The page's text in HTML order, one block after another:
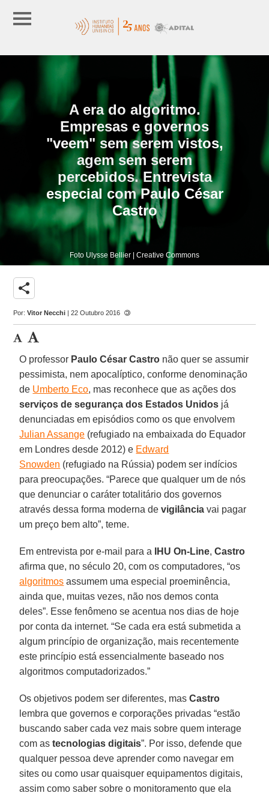
A era do algoritmo.
Empresas e governos
"veem" sem serem vistos,
agem sem serem
percebidos. Entrevista
especial com Paulo César
Castro
Foto Ulysse Bellier | Creative Commons
share
Por:Vitor Necchi | 22 Outubro 2016
O professor Paulo César Castro não quer se assumir
pessimista, nem apocalíptico, conforme denominação
de Umberto Eco, mas reconhece que as ações dos
serviços de segurança dos Estados Unidos já
denunciadas em episódios como os que envolvem
Julian Assange (refugiado na embaixada do Equador
em Londres desde 2012) e Edward
Snowden (refugiado na Rússia) podem ser indícios
para preocupações. “Parece que qualquer um de nós
que denunciar o caráter totalitário dos governos
através dessa forma moderna devigilância vai pagar
um preço bem alto”, teme.
Em entrevista por e-mail para a IHU On-Line,Castro
afirma que, no século 20, com os computadores, “os
algoritmos assumem uma especial proeminência,
ainda que, muitas vezes, não nos demos conta
deles”. Esse fenômeno se acentua nos dias de hoje
por conta da internet. “Se cada era está submetida a
algum princípio de organização, mais recentemente
este princípio está essencialmente baseado nos
algoritmos computadorizados.”
Os objetivos podem ser diferentes, masCastro
lembra que governos e corporações privadas “estão
buscando saber cada vez mais sobre quem interage
com astecnologias digitais”. Por isso, defende que
qualquer pessoa deve aprender como navegar em
sites ou como usar quaisquer equipamentos digitais,
assim como saber sobre o monitoramento que ela